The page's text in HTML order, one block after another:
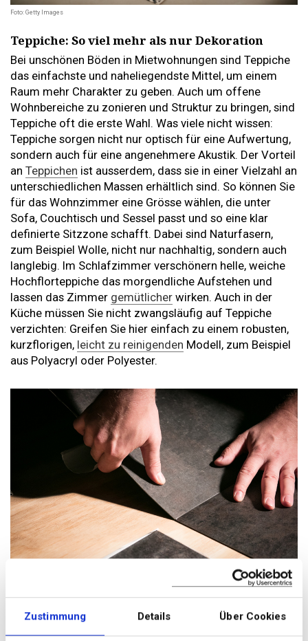
Zustimmung Details Über Cookies
Foto: Getty Images
Teppiche: So viel mehr als nur Dekoration
Bei unschönen Böden in Mietwohnungen sind Teppiche
das einfachste und naheliegendste Mittel, um einem
Raum mehr Charakter zu geben. Auch um offene
Wohnbereiche zu zonieren und Struktur zu bringen, sind
Teppiche oft die erste Wahl. Was viele nicht wissen:
Teppiche sorgen nicht nur optisch für eine Aufwertung,
sondern auch für eine angenehmere Akustik. Der Vorteil
an Teppichen ist ausserdem, dass sie in einer Vielzahl an
unterschiedlichen Massen erhältlich sind. So können Sie
für das Wohnzimmer eine Grösse wählen, die unter
Sofa, Couchtisch und Sessel passt und so eine klar
definierte Sitzzone schafft. Dabei sind Naturfasern,
zum Beispiel Wolle, nicht nur nachhaltig, sondern auch
langlebig. Im Schlafzimmer verschönern helle, weiche
Hochflorteppiche das morgendliche Aufstehen und
lassen das Zimmer gemütlicher wirken. Auch in der
Küche müssen Sie nicht zwangsläufig auf Teppiche
verzichten: Greifen Sie hier einfach zu einem robusten,
kurzflorigen, leicht zu reinigenden Modell, zum Beispiel
aus Polyacryl oder Polyester.
Praktisch und robust: Klick-Vinyl
Selbst wer den unschönen Boden in der Mietwohnung